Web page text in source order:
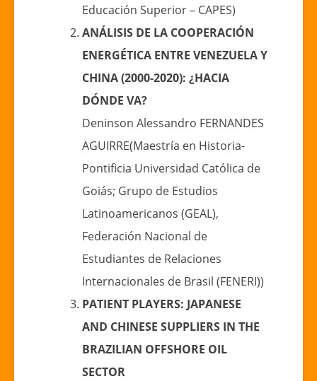
Educación Superior – CAPES)
ANÁLISIS DE LA COOPERACIÓN
ENERGÉTICA ENTRE VENEZUELA Y
CHINA (2000-2020): ¿HACIA
DÓNDE VA?
Deninson Alessandro FERNANDES
AGUIRRE(Maestría en Historia-
Pontificia Universidad Católica de
Goiás; Grupo de Estudios
Latinoamericanos (GEAL),
Federación Nacional de
Estudiantes de Relaciones
Internacionales de Brasil (FENERI))
PATIENT PLAYERS: JAPANESE
AND CHINESE SUPPLIERS IN THE
BRAZILIAN OFFSHORE OIL
SECTOR